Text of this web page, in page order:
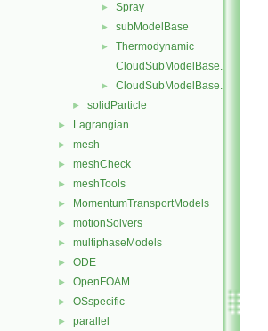
► Spray
► subModelBase
►
Thermodynamic
CloudSubModelBase.C
► CloudSubModelBase.H
► solidParticle
► Lagrangian
► mesh
► meshCheck
► meshTools
► MomentumTransportModels
► motionSolvers
► multiphaseModels
► ODE
► OpenFOAM
► OSspecific
► parallel